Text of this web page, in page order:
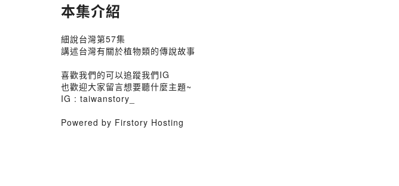
本集介紹
細說台灣第57集
講述台灣有關於植物類的傳說故事
喜歡我們的可以追蹤我們IG
也歡迎大家留言想要聽什麼主題~
IG : taiwanstory_
Powered by Firstory Hosting